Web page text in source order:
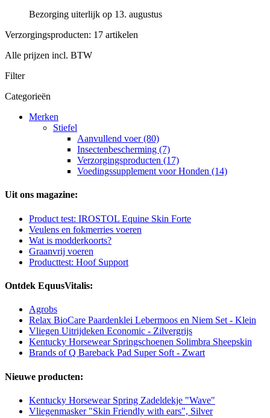
Bezorging uiterlijk op 13. augustus
Verzorgingsproducten: 17 artikelen
Alle prijzen incl. BTW
Filter
Categorieën
Merken
Stiefel
Aanvullend voer (80)
Insectenbescherming (7)
Verzorgingsproducten (17)
Voedingssupplement voor Honden (14)
Uit ons magazine:
Product test: IROSTOL Equine Skin Forte
Veulens en fokmerries voeren
Wat is modderkoorts?
Graanvrij voeren
Producttest: Hoof Support
Ontdek EquusVitalis:
Agrobs
Relax BioCare Paardenklei Lebermoos en Niem Set - Klein
Vliegen Uitrijdeken Economic - Zilvergrijs
Kentucky Horsewear Springschoenen Solimbra Sheepskin
Brands of Q Bareback Pad Super Soft - Zwart
Nieuwe producten:
Kentucky Horsewear Spring Zadeldekje "Wave"
Vliegenmasker "Skin Friendly with ears", Silver